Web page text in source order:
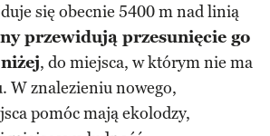
się obecnie 5400 m nad linią
przewidują przesunięcie go
, do miejsca, w którym nie ma
W znalezieniu nowego,
pomóc mają ekolodzy,